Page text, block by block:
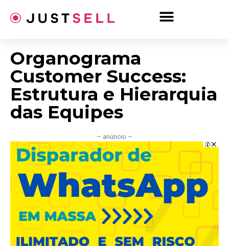
para
Organograma
Customer Success:
Estrutura e Hierarquia
das Equipes
– anúncio –